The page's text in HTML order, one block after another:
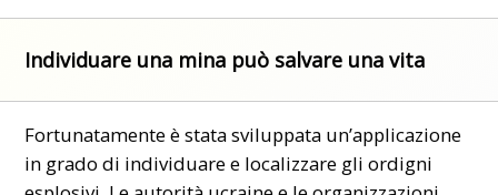
Individuare una mina può salvare una vita
Fortunatamente è stata sviluppata un’applicazione
in grado di individuare e localizzare gli ordigni